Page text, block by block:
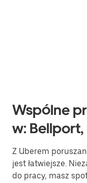
Wspólne
w:
Z Uberem
jest łatwiejsze.
do pracy, masz